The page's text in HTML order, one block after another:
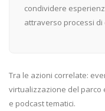
condividere
attraverso processi di
Tra le azioni correlate:
virtualizzazione del parco
e podcast tematici.